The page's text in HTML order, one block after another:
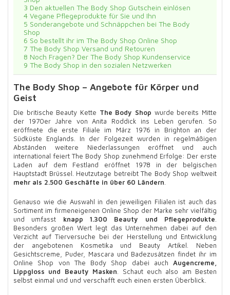
3 Den aktuellen The Body Shop Gutschein einlösen
4 Vegane Pflegeprodukte für Sie und Ihn
5 Sonderangebote und Schnäppchen bei The Body
Shop
6 So bestellt ihr im The Body Shop Online Shop
7 The Body Shop Versand und Retouren
8 Noch Fragen? Der The Body Shop Kundenservice
9 The Body Shop in den sozialen Netzwerken
The Body Shop – Angebote für Körper und
Geist
Die britische Beauty Kette The Body Shop wurde bereits Mitte
der 1970er Jahre von Anita Roddick ins Leben gerufen. So
eröffnete die erste Filiale im März 1976 in Brighton an der
Südküste Englands. In der Folgezeit wurden in regelmäßigen
Abständen weitere Niederlassungen eröffnet und auch
international feiert The Body Shop zunehmend Erfolge: Der erste
Laden auf dem Festland eröffnet 1978 in der belgischen
Hauptstadt Brüssel. Heutzutage betreibt The Body Shop weltweit
mehr als 2.500 Geschäfte in über 60 Ländern
Genauso wie die Auswahl in den jeweiligen Filialen ist auch das
Sortiment im firmeneigenen Online Shop der Marke sehr vielfältig
und umfasst knapp 1.300 Beauty und Pflegeprodukte
Besonders großen Wert legt das Unternehmen dabei auf den
Verzicht auf Tierversuche bei der Herstellung und Entwicklung
der angebotenen Kosmetika und Beauty Artikel. Neben
Gesichtscreme, Puder, Mascara und Badezusätzen findet ihr im
Online Shop von The Body Shop dabei auch Augencreme,
Lippgloss und Beauty Masken . Schaut euch also am Besten
selbst einmal und und verschafft euch einen ersten Überblick.